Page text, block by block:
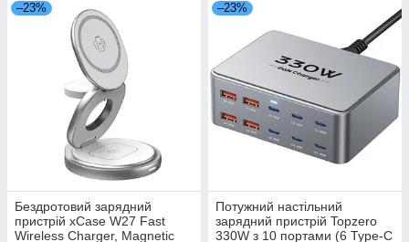
–23%
Бездротовий зарядний
пристрій xCase W27 Fast
Wireless Charger, Magnetic
–23%
Потужний настільний
зарядний пристрій Topzero
330W з 10 портами (6 Type-C